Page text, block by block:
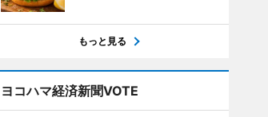
もっと見る
ヨコハマ経済新聞VOTE